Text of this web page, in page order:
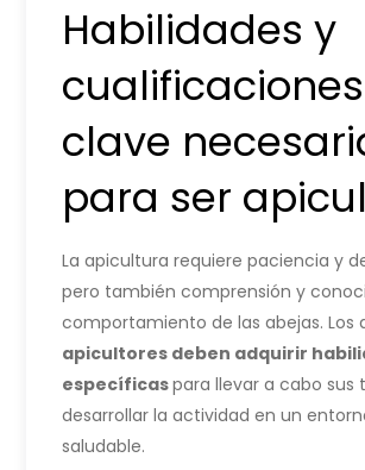
Habilidades y
cualificaciones
clave
para ser
La apicultura requiere paciencia y
pero también comprensión y
comportamiento de las abejas. Los
apicultores deben adquirir
específicaspara llevar a cabo sus
desarrollar la actividad en un
saludable.